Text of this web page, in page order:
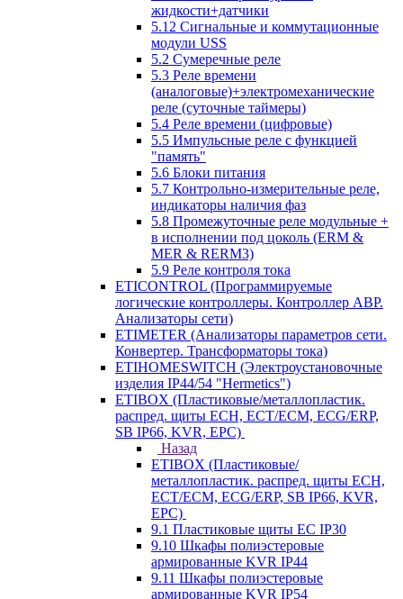
жидкости+датчики
5.12 Сигнальные и коммутационные
модули USS
5.2 Сумеречные реле
5.3 Реле времени
(аналоговые)+электромеханические
реле (суточные таймеры)
5.4 Реле времени (цифровые)
5.5 Импульсные реле с функцией
"память"
5.6 Блоки питания
5.7 Контрольно-измерительные реле,
индикаторы наличия фаз
5.8 Промежуточные реле модульные +
в исполнении под цоколь (ERM &
MER & RERM3)
5.9 Реле контроля тока
ETICONTROL (Программируемые
логические контроллеры. Контроллер АВР.
Анализаторы сети)
ETIMETER (Анализаторы параметров сети.
Конвертер. Трансформаторы тока)
ETIHOMESWITCH (Электроустановочные
изделия IP44/54 "Hermetics")
ETIBOX (Пластиковые/металлопластик.
распред. щиты ECH, ECT/ECM, ECG/ERP,
SB IP66, KVR, EPC)
Назад
ETIBOX (Пластиковые/
металлопластик. распред. щиты ECH,
ECT/ECM, ECG/ERP, SB IP66, KVR,
EPC)
9.1 Пластиковые щиты EC IP30
9.10 Шкафы полиэстеровые
армированные KVR IP44
9.11 Шкафы полиэстеровые
армированные KVR IP54